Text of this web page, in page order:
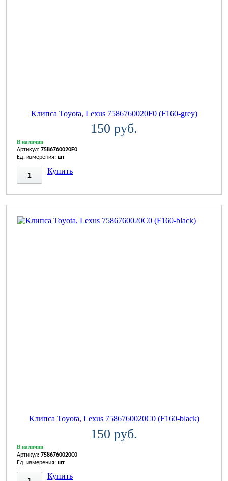
Клипса Toyota, Lexus 7586760020F0 (F160-grey)
150 руб.
В наличии
Артикул: 7586760020F0
Ед. измерения: шт
Купить
Клипса Toyota, Lexus 7586760020C0 (F160-black)
150 руб.
В наличии
Артикул: 7586760020C0
Ед. измерения: шт
Купить